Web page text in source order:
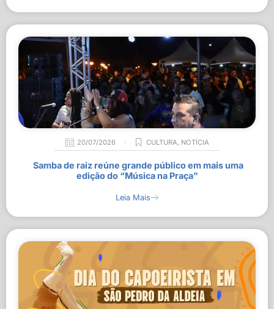
20/07/2026 CULTURA, NOTÍCIA
Samba de raiz reúne grande público em mais uma
edição do “Música na Praça”
Leia Mais